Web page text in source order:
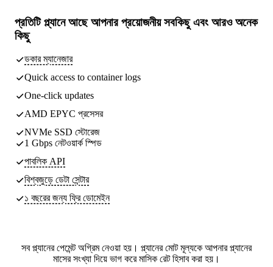
প্রতিটি প্ল্যানে আছেআপনার প্রয়োজনীয় সবকিছুএবং আরও অনেক
কিছু
ডকার ম্যানেজার
Quick access to container logs
One-click updates
AMD EPYC প্রসেসর
NVMe SSD স্টোরেজ
1 Gbps নেটওয়ার্ক স্পিড
পাবলিক API
বিশ্বজুড়ে ডেটা সেন্টার
১ বছরের জন্য ফ্রি ডোমেইন
সব প্ল্যানের পেমেন্ট অগ্রিম নেওয়া হয়। প্ল্যানের মোট মূল্যকে আপনার প্ল্যানের
মাসের সংখ্যা দিয়ে ভাগ করে মাসিক রেট হিসাব করা হয়।